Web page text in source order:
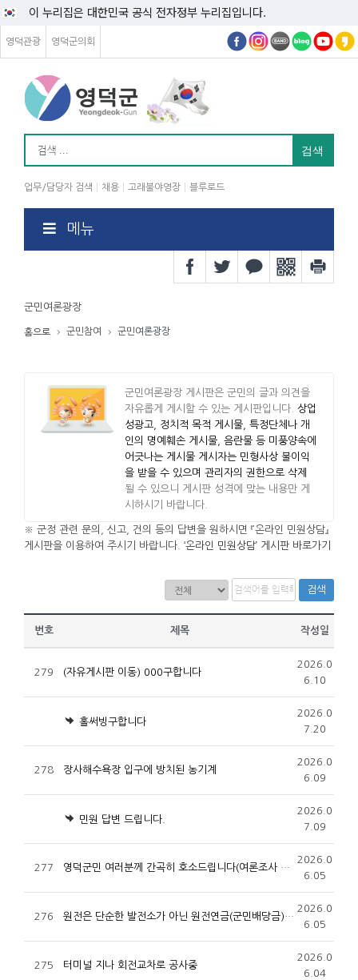
이 누리집은 대한민국 공식 전자정부 누리집입니다.
영덕관광 영덕군의회
업무/담당자 검색 채용 고래불야영장 블루로드
메뉴
군민여론광장
홈으로 군민참여 군민여론광장
군민여론광장 게시판은 군민의 글과 의견을
자유롭게 게시할 수 있는 게시판입니다. 상업
성광고, 정치적 목적 게시물, 특정단체나 개
인의 명예훼손 게시물, 음란물 등 미풍양속에
어긋나는 게시물 게시자는 민형사상 불이익
을 받을 수 있으며 관리자의 권한으로 삭제
될 수 있으니 게시판 성격에 맞는 내용만 게
시하시기 바랍니다.
※ 군정 관련 문의, 신고, 건의 등의 답변을 원하시면 『온라인 민원상담』
게시판을 이용하여 주시기 바랍니다. ‘온라인 민원상담’ 게시판 바로가기
검색
번호 제목 작성일
279 (자유게시판 이동) 000구합니다
2026.0
6.10
홀써빙구합니다
2026.0
7.20
278 장사해수욕장 입구에 방치된 농기계
2026.0
6.09
민원 답변 드립니다.
2026.0
7.09
277 영덕군민 여러분께 간곡히 호소드립니다(여론조사 진행중)
2026.0
6.05
276 원전은 단순한 발전소가 아닌 원전연금(군민배당금)으로 추진하고 있습니다
2026.0
6.05
275 터미널 지나 회전교차로 공사중
2026.0
6.04